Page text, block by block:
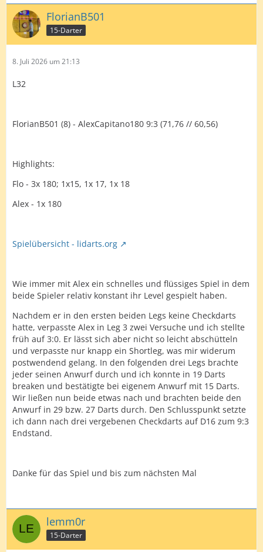
FlorianB501
15-Darter
8. Juli 2026 um 21:13
L32
FlorianB501 (8) - AlexCapitano180 9:3 (71,76 // 60,56)
Highlights:
Flo - 3x 180; 1x15, 1x 17, 1x 18
Alex - 1x 180
Spielübersicht - lidarts.org
Wie immer mit Alex ein schnelles und flüssiges Spiel in dem
beide Spieler relativ konstant ihr Level gespielt haben.
Nachdem er in den ersten beiden Legs keine Checkdarts
hatte, verpasste Alex in Leg 3 zwei Versuche und ich stellte
früh auf 3:0. Er lässt sich aber nicht so leicht abschütteln
und verpasste nur knapp ein Shortleg, was mir widerum
postwendend gelang. In den folgenden drei Legs brachte
jeder seinen Anwurf durch und ich konnte in 19 Darts
breaken und bestätigte bei eigenem Anwurf mit 15 Darts.
Wir ließen nun beide etwas nach und brachten beide den
Anwurf in 29 bzw. 27 Darts durch. Den Schlusspunkt setzte
ich dann nach drei vergebenen Checkdarts auf D16 zum 9:3
Endstand.
Danke für das Spiel und bis zum nächsten Mal
lemm0r
15-Darter